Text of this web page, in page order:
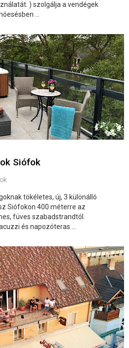
) szolgálja a vendégek
...
Siófok
tökéletes, új, 3 különálló
Siófokon 400 méterre az
füves szabadstrandtól.
és napozóteras ...